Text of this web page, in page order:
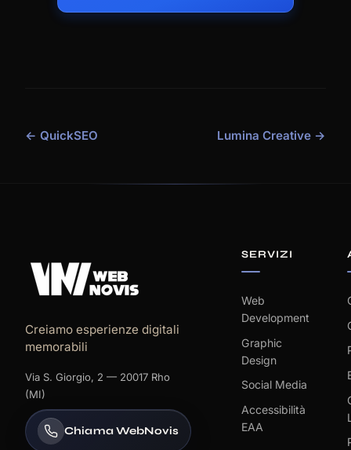
← QuickSEO Lumina Creative →
Creiamo esperienze digitali
memorabili
Via S. Giorgio, 2 — 20017 Rho
(MI)
Chiama WebNovis
SERVIZI
Web
Development
Graphic
Design
Social Media
Accessibilità
EAA